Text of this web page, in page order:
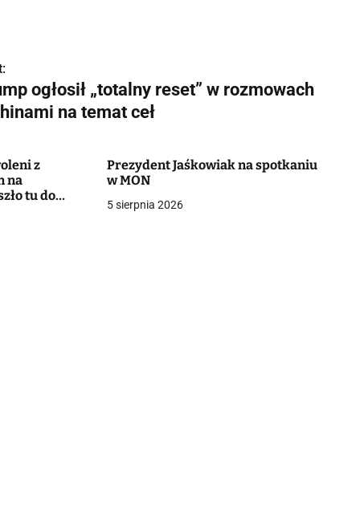
ogłosił „totalny reset” w rozmowach
na temat ceł
z
na
tu do
Prezydent Jaśkowiak na spotkaniu
w MON
5 sierpnia 2026